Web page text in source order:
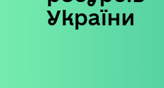
України